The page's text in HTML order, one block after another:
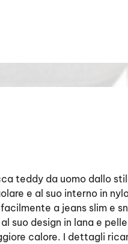
teddy da uomo dallo
e al suo interno in
a jeans slim e
suo design in lana e
calore. I dettagli